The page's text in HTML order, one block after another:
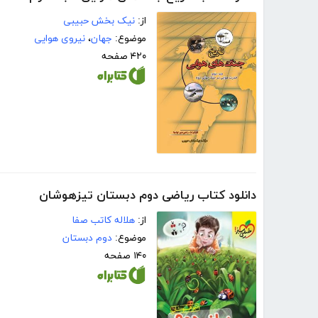
از: نیک بخش حبیبی
موضوع: جهان، نیروی هوایی
۴۲۰ صفحه
دانلود کتاب ریاضی دوم دبستان تیزهوشان
از: هلاله کاتب صفا
موضوع: دوم دبستان
۱۴۰ صفحه